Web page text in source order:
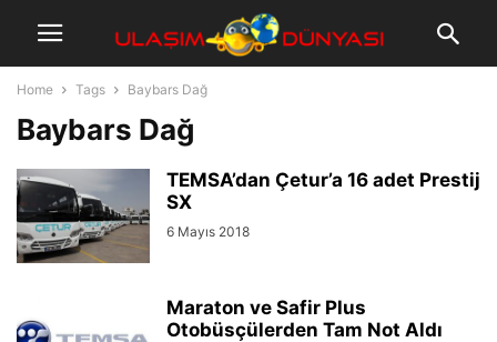
Home Tags Baybars Dağ
Baybars Dağ
TEMSA’dan Çetur’a 16 adet Prestij
SX
6 Mayıs 2018
Maraton ve Safir Plus
Otobüsçülerden Tam Not Aldı